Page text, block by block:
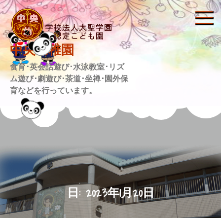
Skip
to
content
中央幼稚園
食育･英会話遊び･水泳教室･リズ
ム遊び･劇遊び･茶道･坐禅･園外保
育などを行っています。
日: 2023年1月20日